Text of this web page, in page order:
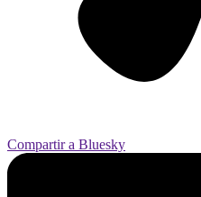
Compartir a Bluesky